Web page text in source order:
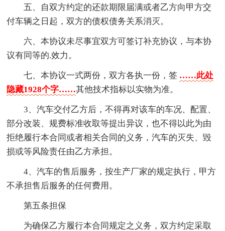
五、自双方约定的还款期限届满或者乙方向甲方交
付车辆之日起，双方的债权债务关系消灭。
六、本协议未尽事宜双方可签订补充协议，与本协
议有同等的.效力。
七、本协议一式两份，双方各执一份，签 ……此处
隐藏1928个字……其他技术指标以实物为准。
3、汽车交付乙方后，不得再对该车的车况、配置、
部分改装、规费标准收取等提出异议，也不得以此为由
拒绝履行本合同或者相关合同的义务，汽车的灭失、毀
损或等风险责任由乙方承担。
4、汽车的售后服务，按生产厂家的规定执行，甲方
不承担售后服务的任何费用。
第五条担保
为确保乙方履行本合同规定之义务，双方约定采取